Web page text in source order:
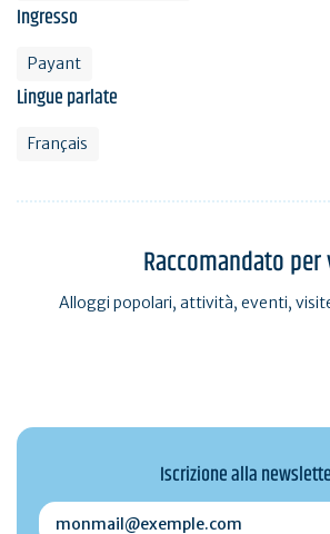
Ingresso
Payant
Lingue parlate
Français
Raccomandato per
Alloggi popolari, attività, eventi,
Iscrizione alla
monmail@exemple.com